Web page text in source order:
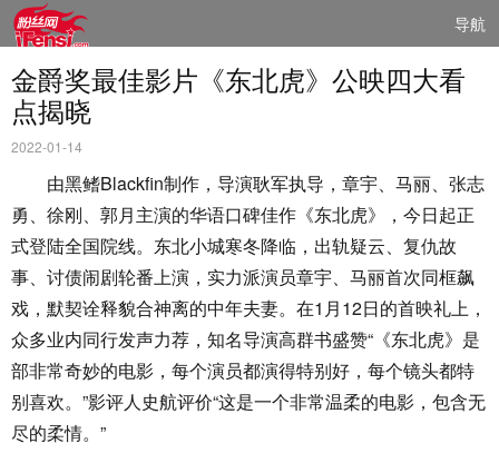
导航
金爵奖最佳影片《东北虎》公映四大看
点揭晓
2022-01-14
由黑鳍Blackfin制作，导演耿军执导，章宇、马丽、张志
勇、徐刚、郭月主演的华语口碑佳作《东北虎》，今日起正
式登陆全国院线。东北小城寒冬降临，出轨疑云、复仇故
事、讨债闹剧轮番上演，实力派演员章宇、马丽首次同框飙
戏，默契诠释貌合神离的中年夫妻。在1月12日的首映礼上，
众多业内同行发声力荐，知名导演高群书盛赞“《东北虎》是
部非常奇妙的电影，每个演员都演得特别好，每个镜头都特
别喜欢。”影评人史航评价“这是一个非常温柔的电影，包含无
尽的柔情。”